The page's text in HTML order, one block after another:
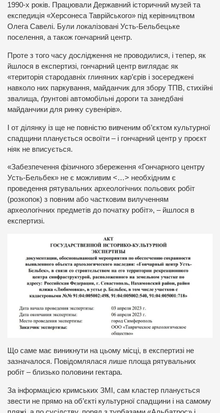
1990-х років. Працювали Державний історичний музей та
експедиція «Херсонеса Таврійського» під керівництвом
Олега Савелі. Були локалізовані Усть-Бельбецьке
поселення, а також гончарний центр.
Проте з того часу дослідження не проводилися, і тепер, як
йшлося в експертизі, гончарний центр виглядає як
«територія стародавніх глиняних кар’єрів і зосереджені
навколо них паркування, майданчик для збору ТПВ, стихійні
звалища, ґрунтові автомобільні дороги та занедбані
майданчики для ринку сувенірів».
І от ділянку із ще не повністю вивченим об’єктом культурної
спадщини планується освоїти – і гончарний центр у проєкт
ніяк не вписується.
«Забезпечення фізичного збереження «Гончарного центру
Усть-Бельбек» не є можливим <…> необхідним є
проведення рятувальних археологічних польових робіт
(розкопок) з повним або частковим вилученням
археологічних предметів до початку робіт», – йшлося в
експертизі.
Що саме має виникнути на цьому місці, в експертизі не
зазначалося. Повідомлялася лише площа рятувальних
робіт – близько половини гектара.
За інформацією кримських ЗМІ, сам кластер планується
звести не прямо на об’єкті культурної спадщини і на самому